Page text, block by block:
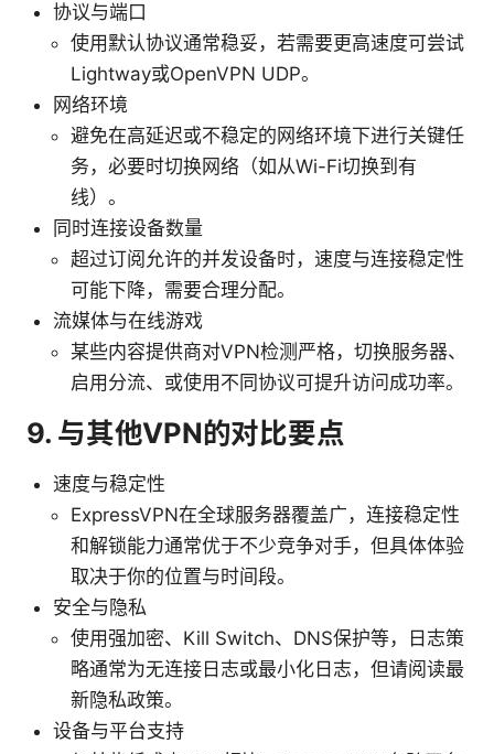
协议与端口
使用默认协议通常稳妥，若需要更高速度可尝试
Lightway或OpenVPN UDP。
网络环境
避免在高延迟或不稳定的网络环境下进行关键任
务，必要时切换网络（如从Wi-Fi切换到有
线）。
同时连接设备数量
超过订阅允许的并发设备时，速度与连接稳定性
可能下降，需要合理分配。
流媒体与在线游戏
某些内容提供商对VPN检测严格，切换服务器、
启用分流、或使用不同协议可提升访问成功率。
9. 与其他VPN的对比要点
速度与稳定性
ExpressVPN在全球服务器覆盖广，连接稳定性
和解锁能力通常优于不少竞争对手，但具体体验
取决于你的位置与时间段。
安全与隐私
使用强加密、Kill Switch、DNS保护等，日志策
略通常为无连接日志或最小化日志，但请阅读最
新隐私政策。
设备与平台支持